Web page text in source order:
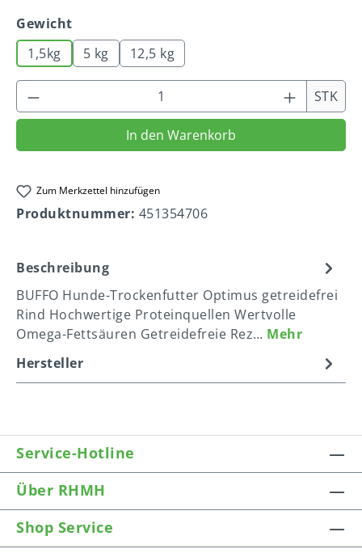
Gewichtauswählen
1,5kg
5 kg 12,5 kg
Produkt Anzahl: Gib den STK
In den Warenkorb
Zum Merkzettel hinzufügen
Produktnummer: 451354706
Beschreibung
BUFFO Hunde-Trockenfutter Optimus getreidefrei
Rind Hochwertige Proteinquellen Wertvolle
Omega-Fettsäuren Getreidefreie Rez… Mehr
Hersteller
Service-Hotline
Über RHMH
Shop Service